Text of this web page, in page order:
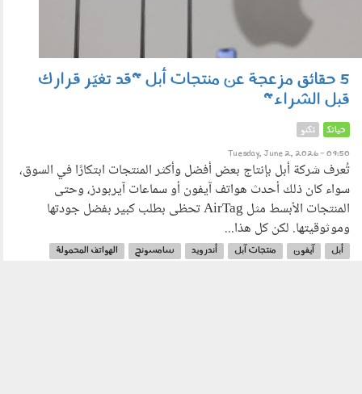
5 حقائق مزعجة عن منتجات أبل "قد تغيّر قرارك
قبل الشراء"
حياتك تكنو
Tuesday, June 2, 2026 - 09:50
تُعرف شركة أبل بإنتاج بعض أفضل وأكثر المنتجات ابتكارًا في السوق،
سواء كان ذلك أحدث هواتف آيفون أو سماعات آيربودز، وحتى
المنتجات الأبسط مثل AirTag تحظى بطلب كبير بفضل جودتها
وموثوقيتها. لكن كل هذا...
أبل آيفون منتجات آبل أندرويد سامسونج
الهواتف المحمولة